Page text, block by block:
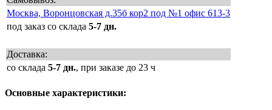
Москва, Воронцовская д.35б кор2 под №1 офис 613-3
под заказ со склада 5-7 дн.
Доставка:
со склада 5-7 дн., при заказе до 23 ч
Основные характеристики: